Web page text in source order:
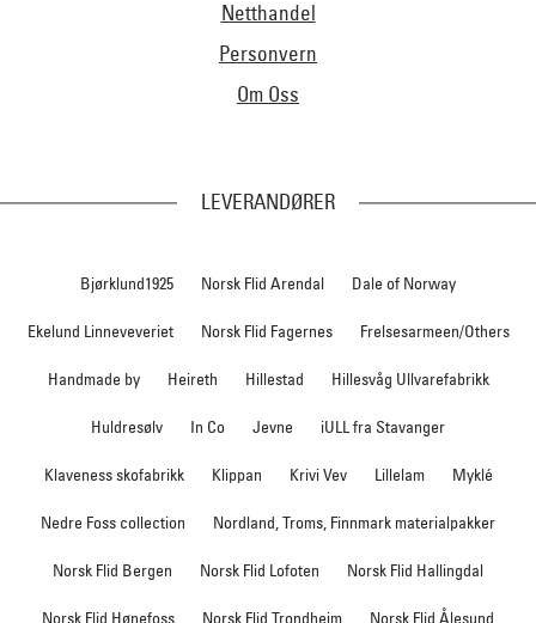
Netthandel
Personvern
Om Oss
LEVERANDØRER
Bjørklund1925 Norsk Flid Arendal Dale of Norway
Ekelund Linneveveriet Norsk Flid Fagernes Frelsesarmeen/Others
Handmade by Heireth Hillestad Hillesvåg Ullvarefabrikk
Huldresølv In Co Jevne iULL fra Stavanger
Klaveness skofabrikk Klippan Krivi Vev Lillelam Myklé
Nedre Foss collection Nordland, Troms, Finnmark materialpakker
Norsk Flid Bergen Norsk Flid Lofoten Norsk Flid Hallingdal
Norsk Flid Hønefoss Norsk Flid Trondheim Norsk Flid Ålesund